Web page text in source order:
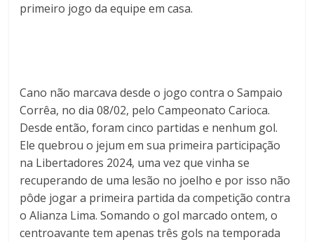
primeiro jogo da equipe em casa.
Cano não marcava desde o jogo contra o Sampaio
Corrêa, no dia 08/02, pelo Campeonato Carioca.
Desde então, foram cinco partidas e nenhum gol.
Ele quebrou o jejum em sua primeira participação
na Libertadores 2024, uma vez que vinha se
recuperando de uma lesão no joelho e por isso não
pôde jogar a primeira partida da competição contra
o Alianza Lima. Somando o gol marcado ontem, o
centroavante tem apenas três gols na temporada